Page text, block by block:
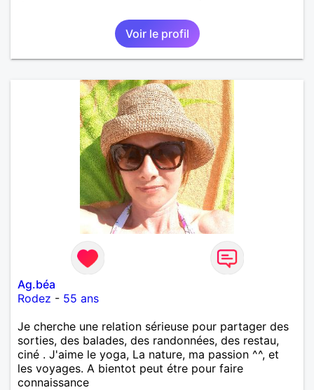
Voir le profil
Ag.béa
Rodez - 55 ans
Je cherche une relation sérieuse pour partager des
sorties, des balades, des randonnées, des restau,
ciné . J'aime le yoga, La nature, ma passion ^^, et
les voyages. A bientot peut étre pour faire
connaissance